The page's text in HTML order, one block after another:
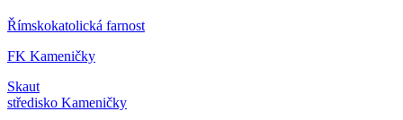
Římskokatolická farnost
FK Kameničky
Skaut
středisko Kameničky